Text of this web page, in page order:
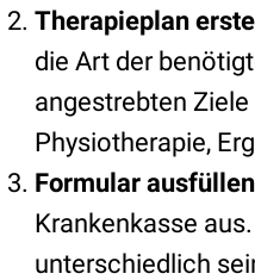
Therapieplan
die Art der
angestrebten
Physiotherapie,
Formular ausfüllen
Krankenkasse
unterschiedlich